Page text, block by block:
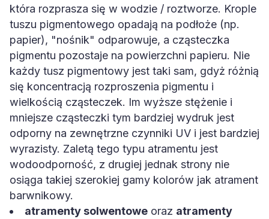
która rozprasza się w wodzie / roztworze. Krople
tuszu pigmentowego opadają na podłoże (np.
papier), "nośnik" odparowuje, a cząsteczka
pigmentu pozostaje na powierzchni papieru. Nie
każdy tusz pigmentowy jest taki sam, gdyż różnią
się koncentracją rozproszenia pigmentu i
wielkością cząsteczek. Im wyższe stężenie i
mniejsze cząsteczki tym bardziej wydruk jest
odporny na zewnętrzne czynniki UV i jest bardziej
wyrazisty. Zaletą tego typu atramentu jest
wodoodporność, z drugiej jednak strony nie
osiąga takiej szerokiej gamy kolorów jak atrament
barwnikowy.
atramenty solwentowe oraz atramenty